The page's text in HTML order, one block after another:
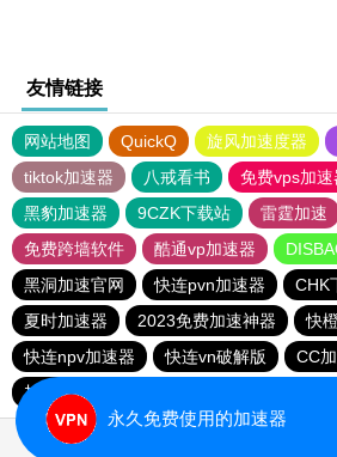
友情链接
网站地图 QuickQ 旋风加速度器
tiktok加速器
八戒看书
免费vps加
黑豹加速器
9CZK下载站 雷霆加速
免费跨墙软件
酷通vp加速器
黑洞加速官网
快连pvn加速器 CHK
夏时加速器
2023免费加速神器
快
快连npv加速器
快连vn破解版 CC
加速器试用3小时
永久免费使用的加速器